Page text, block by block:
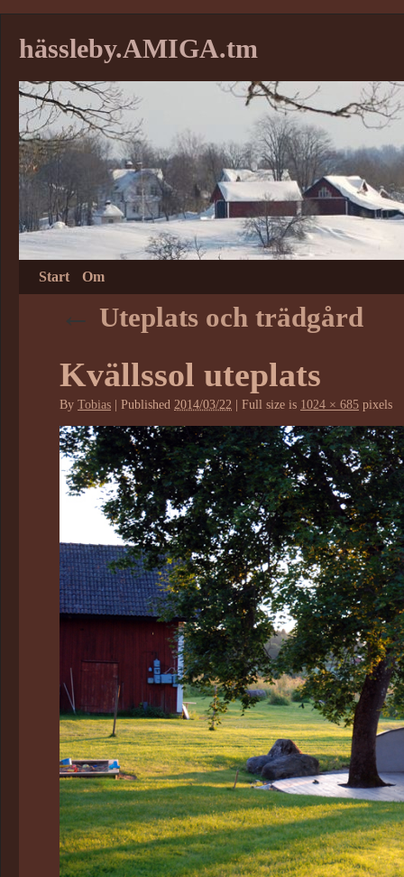
hässleby.AMIGA.tm
Start Om
← Uteplats och trädgård
Kvällssol uteplats
By Tobias | Published 2014/03/22 | Full size is 1024 × 685 pixels